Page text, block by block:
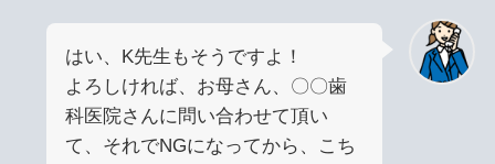
はい、K先生もそうですよ！
よろしければ、お母さん、〇〇歯
科医院さんに問い合わせて頂い
て、それでNGになってから、こち